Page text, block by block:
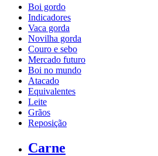
Boi gordo
Indicadores
Vaca gorda
Novilha gorda
Couro e sebo
Mercado futuro
Boi no mundo
Atacado
Equivalentes
Leite
Grãos
Reposição
Carne